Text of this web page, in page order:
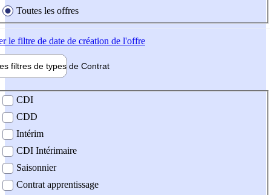
Toutes les offres
le filtre de date de création de l'offre
filtres de types de Contrat
contrat
CDI
CDD
Intérim
CDI Intérimaire
Saisonnier
Contrat apprentissage